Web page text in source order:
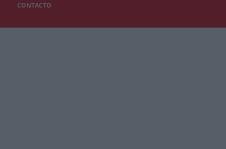
CONTACTO